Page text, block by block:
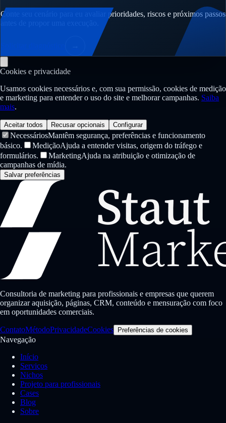
Conte seu cenário para eu avaliar prioridades, riscos e próximos passos
Cookies e privacidade
Usamos cookies necessários e, com sua permissão, cookies de medição
e marketing para entender o uso do site e melhorar campanhas. Saiba
mais.
Aceitar todos Recusar opcionais Configurar
NecessáriosMantêm segurança, preferências e funcionamento
básico.
MediçãoAjuda a entender visitas, origem do tráfego e
formulários.
MarketingAjuda na atribuição e otimização de
campanhas de mídia.
Salvar preferências
Consultoria de marketing para profissionais e empresas que querem
organizar aquisição, páginas, CRM, conteúdo e mensuração com foco
em oportunidades comerciais.
ContatoMétodoPrivacidadeCookies Preferências de cookies
Navegação
Início
Serviços
Nichos
Projeto para profissionais
Cases
Blog
Sobre